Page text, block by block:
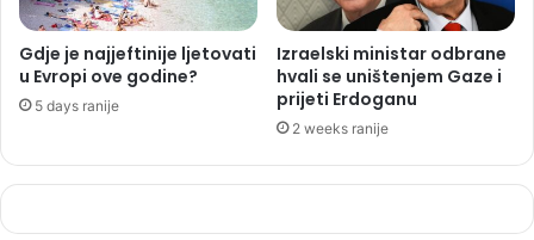
Gdje je najjeftinije ljetovati
u Evropi ove godine?
5 days ranije
Izraelski ministar odbrane
hvali se uništenjem Gaze i
prijeti Erdoganu
2 weeks ranije